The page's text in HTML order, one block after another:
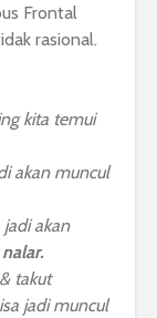
Frontal
rasional.
kita temui
akan muncul
akan
takut
jadi muncul